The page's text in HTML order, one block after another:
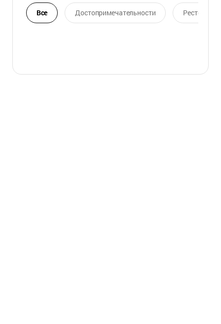
Все Достопримечательности Ресторан